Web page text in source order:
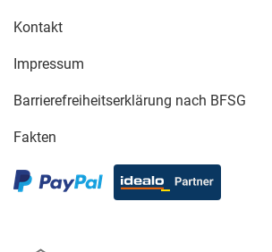
Kontakt
Impressum
Barrierefreiheitserklärung nach BFSG
Fakten